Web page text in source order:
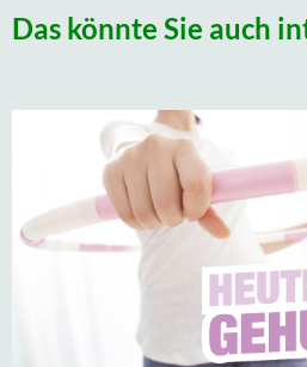
Das könnte Sie auch